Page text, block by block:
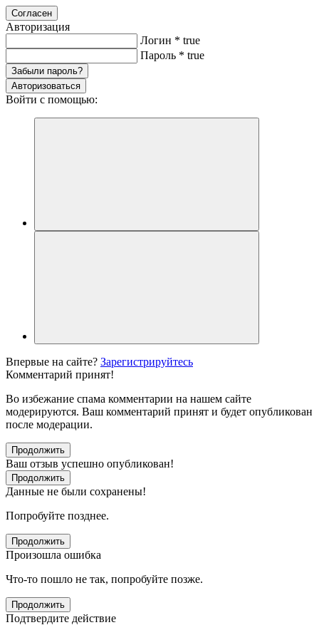
Согласен
Авторизация
Логин * true
Пароль * true
Забыли пароль?
Авторизоваться
Войти с помощью:
Впервые на сайте? Зарегистрируйтесь
Комментарий принят!
Во избежание спама комментарии на нашем сайте
модерируются. Ваш комментарий принят и будет опубликован
после модерации.
Продолжить
Ваш отзыв успешно опубликован!
Продолжить
Данные не были сохранены!
Попробуйте позднее.
Продолжить
Произошла ошибка
Что-то пошло не так, попробуйте позже.
Продолжить
Подтвердите действие